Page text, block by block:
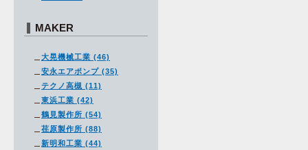
MAKER
大晃機械工業 (46)
安永エアポンプ (35)
テクノ高槻 (11)
東浜工業 (42)
鶴見製作所 (54)
荏原製作所 (88)
新明和工業 (44)